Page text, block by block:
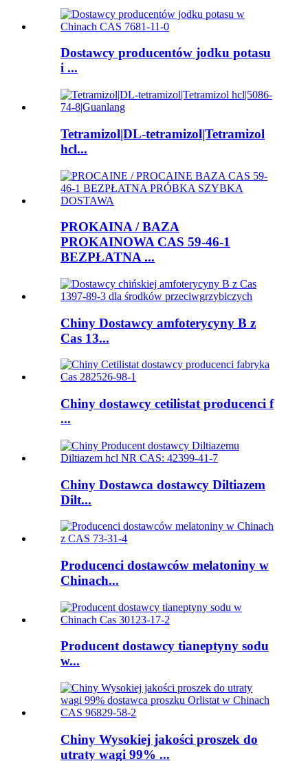
Dostawcy producentów jodku potasu
i ...
Tetramizol|DL-tetramizol|Tetramizol
hcl...
PROKAINA / BAZA
PROKAINOWA CAS 59-46-1
BEZPŁATNA ...
Chiny Dostawcy amfoterycyny B z
Cas 13...
Chiny dostawcy cetilistat producenci f
...
Chiny Dostawca dostawcy Diltiazem
Dilt...
Producenci dostawców melatoniny w
Chinach...
Producent dostawcy tianeptyny sodu
w...
Chiny Wysokiej jakości proszek do
utraty wagi 99% ...